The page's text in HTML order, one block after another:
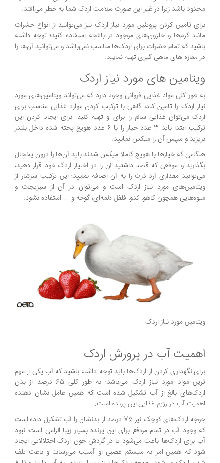
محدود باشد زیرا در غیر این صورت سلامت اردک شما به خطر می‌افتد.
برای تامین کردن پروتئین مورد نیاز اردک نیز می‌توانید از انواع حشرات
مانند کرم‌ها و حلزون‌های موجود در باغچه استفاده کنید؛ توجه داشته
باشید که تمام حشرات برای اردک‌ها مناسب نمی‌باشد و می‌توانید آن‌ها را
در مغازه های ماهی گیری تهیه نمایید.
ویتامین های مورد نیاز اردک
به طور کلی مواد غذایی فروانی وجود دارد که می‌تواند ویتامین‌های مورد
نیاز اردک را تامین کند، گاهی با ترکیب کردن موارد غذایی مناسب برای
اردک می‌توان غذایی سالم را برای او تهیه کنید. برای ایجاد کردن این
ترکیب ابتدا باید 3 عدد خیار را با 6 عدد هویج پخته شده داخل بلندر
بریزید و سپس آن را میکس نمایید.
هنگامی که خیارها با هویج کاملا میکس شدند باید آن‌ها را درون یخچال
بگذارید و موقعی که قصد داشتید آن را در اختیار اردک خود قرار دهید،
می‌توانید مقداری آرد ذرت را به آن اضافه نمایید؛ این ترکیب سرشار از
ویتامین‌های مورد نیاز اردک است و می‌توان در آن از سبزیجات و
میوه‌هایی همچون کاهو، کدو، فلفل دلمه‌ای، گوجه و ... استفاده بشود.
ویتامین مورد نیاز اردک
اهمیت آب در پرورش اردک
برای نگهداری کردن از اردک‌ها باید توجه داشته باشید که آب یکی از مهم
ترین مواد مورد نیاز اردک می‌باشد؛ به طور کلی 65 درصد از بدن
اردک‌های بالغ از آب تشکیل شده است که همین عامل نشان دهنده
اهمیت آب در رژیم غذایی این پرنده است.
جوجه اردک‌های کوچک نیز 75 درصد از بدنشان را آب تشکیل داده است
که وجود آب در تمام مواقع برای این پرنده بسیار زیبا الزامی است؛ نبود
آب برای اردک‌ها باعث می‌شود تا در گردش خون اردک اختلالاتی ایجاد
شود که همین امر به سیستم عصبی او آسیب می‌رساند و باعث تلف